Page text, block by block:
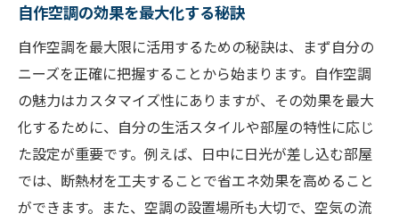
自作空調の効果を最大化する秘訣
自作空調を最大限に活用するための秘訣は、まず自分の
ニーズを正確に把握することから始まります。自作空調
の魅力はカスタマイズ性にありますが、その効果を最大
化するために、自分の生活スタイルや部屋の特性に応じ
た設定が重要です。例えば、日中に日光が差し込む部屋
では、断熱材を工夫することで省エネ効果を高めること
ができます。また、空調の設置場所も大切で、空気の流